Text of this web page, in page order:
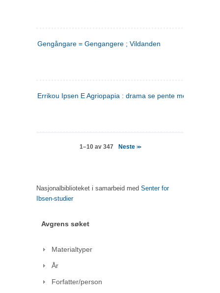
Gengångare = Gengangere ; Vildanden
Errikou Ipsen E Agriopapia : drama se pente mere
1–10 av 347 Neste >>
Nasjonalbiblioteket i samarbeid med Senter for
Ibsen-studier
Avgrens søket
Materialtyper
År
Forfatter/person